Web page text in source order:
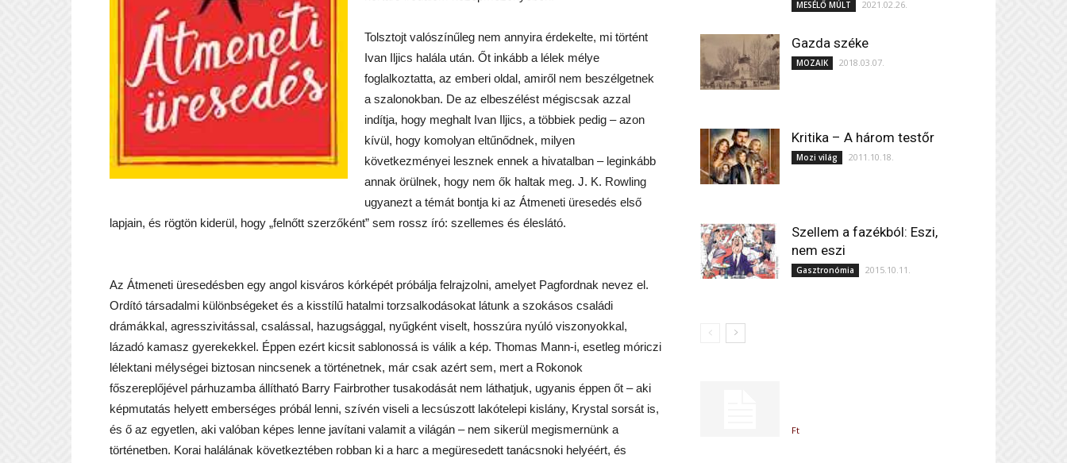
Tolsztojt valószínűleg nem annyira érdekelte, mi történt
Ivan Iljics halála után. Őt inkább a lélek mélye
foglalkoztatta, az emberi oldal, amiről nem beszélgetnek
a szalonokban. De az elbeszélést mégiscsak azzal
indítja, hogy meghalt Ivan Iljics, a többiek pedig – azon
kívül, hogy komolyan eltűnődnek, milyen
következményei lesznek ennek a hivatalban – leginkább
annak örülnek, hogy nem ők haltak meg. J. K. Rowling
ugyanezt a témát bontja ki az Átmeneti üresedés első
lapjain, és rögtön kiderül, hogy „felnőtt szerzőként” sem rossz író: szellemes és éleslátó.
Az Átmeneti üresedésben egy angol kisváros kórképét próbálja felrajzolni, amelyet Pagfordnak nevez el.
Ordító társadalmi különbségeket és a kisstílű hatalmi torzsalkodásokat látunk a szokásos családi
drámákkal, agresszivitással, csalással, hazugsággal, nyűgként viselt, hosszúra nyúló viszonyokkal,
lázadó kamasz gyerekekkel. Éppen ezért kicsit sablonossá is válik a kép. Thomas Mann-i, esetleg móriczi
lélektani mélységei biztosan nincsenek a történetnek, már csak azért sem, mert a Rokonok
főszereplőjével párhuzamba állítható Barry Fairbrother tusakodását nem láthatjuk, ugyanis éppen őt – aki
képmutatás helyett emberséges próbál lenni, szívén viseli a lecsúszott lakótelepi kislány, Krystal sorsát is,
és ő az egyetlen, aki valóban képes lenne javítani valamit a világán – nem sikerül megismernünk a
történetben. Korai halálának következtében robban ki a harc a megüresedett tanácsnoki helyéért, és
MESÉLŐ MÚLT 2021.02.26.
Gazda széke
MOZAIK 2018.03.07.
Kritika – A három testőr
Mozi világ 2011.10.18.
Szellem a fazékból: Eszi,
nem eszi
Gasztronómia 2015.10.11.
Ft